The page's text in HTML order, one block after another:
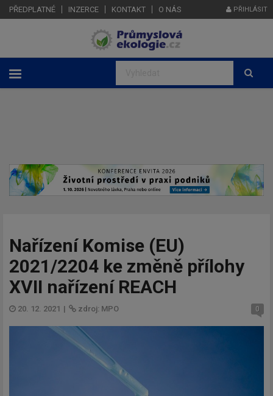
PŘEDPLATNÉ INZERCE KONTAKT O NÁS PŘIHLÁSIT
Nařízení Komise (EU)
2021/2204 ke změně přílohy
XVII nařízení REACH
20. 12. 2021 | zdroj: MPO 0